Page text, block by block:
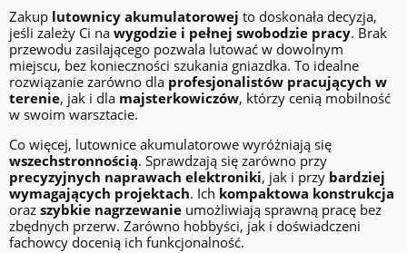
Zakup lutownicy akumulatorowej to doskonała decyzja,
jeśli zależy Ci na wygodzie i pełnej swobodzie pracy. Brak
przewodu zasilającego pozwala lutować w dowolnym
miejscu, bez konieczności szukania gniazdka. To idealne
rozwiązanie zarówno dla profesjonalistów pracujących w
terenie, jak i dla majsterkowiczów, którzy cenią mobilność
w swoim warsztacie.
Co więcej, lutownice akumulatorowe wyróżniają się
wszechstronnością. Sprawdzają się zarówno przy
precyzyjnych naprawach elektroniki, jak i przy bardziej
wymagających projektach. Ich kompaktowa konstrukcja
oraz szybkie nagrzewanie umożliwiają sprawną pracę bez
zbędnych przerw. Zarówno hobbyści, jak i doświadczeni
fachowcy docenią ich funkcjonalność.